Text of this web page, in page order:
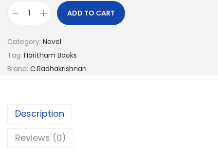
ADD TO CART
Category: Novel
Tag: Haritham Books
Brand: C.Radhakrishnan
Description
Reviews (0)